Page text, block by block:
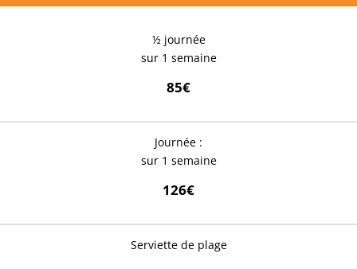
½ journée
sur 1 semaine
85€
Journée :
sur 1 semaine
126€
Serviette de plage